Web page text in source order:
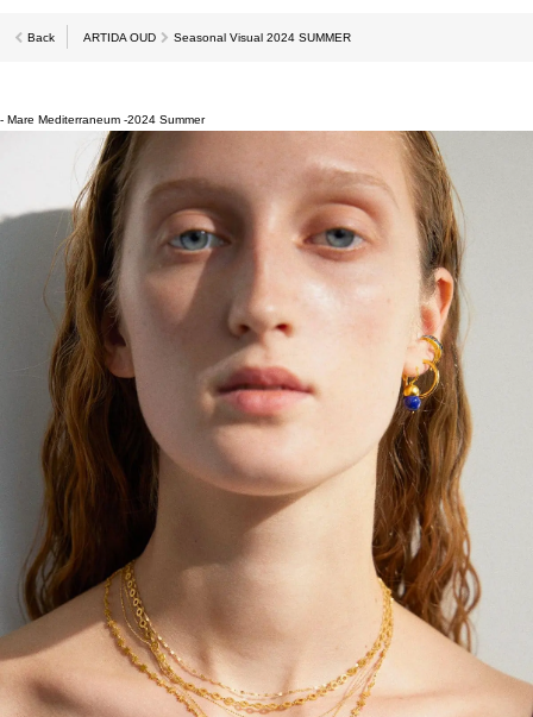
Back ARTIDA OUD Seasonal Visual 2024 SUMMER
- Mare Mediterraneum -2024 Summer